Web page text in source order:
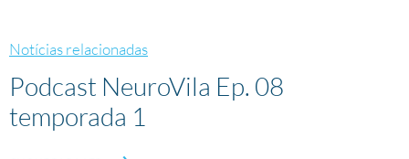
Notícias relacionadas
Podcast NeuroVila Ep. 08
temporada 1